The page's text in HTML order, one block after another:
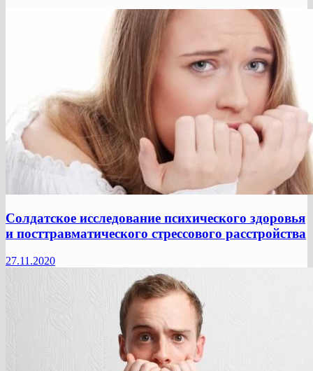
Солдатское исследование психического здоровья
и посттравматического стрессового расстройства
27.11.2020